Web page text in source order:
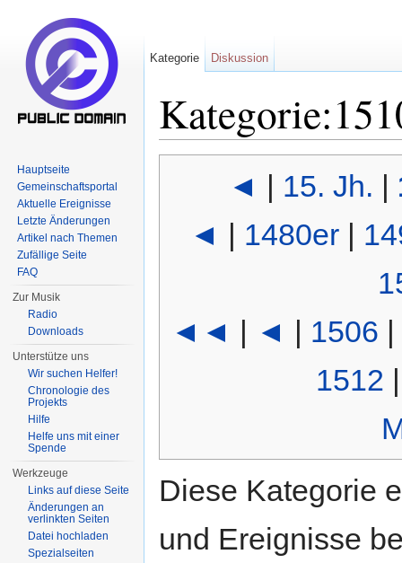
◄ 15. Jh.
◄
1480er
◄◄
◄ 1506
1512
Diese Kategorie
und Ereignisse
Kategorie Diskussion
Hauptseite
Gemeinschaftsportal
Aktuelle Ereignisse
Letzte Änderungen
Artikel nach Themen
Zufällige Seite
FAQ
Zur Musik
Radio
Downloads
Unterstütze uns
Wir suchen Helfer!
Chronologie des
Projekts
Hilfe
Helfe uns mit einer
Spende
Werkzeuge
Links auf diese Seite
Änderungen an
verlinkten Seiten
Datei hochladen
Spezialseiten